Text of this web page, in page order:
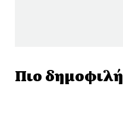
Πιο δημοφιλή